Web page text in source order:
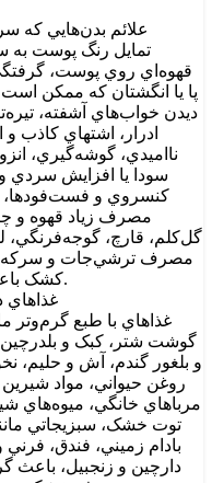
علائم بدن‌هايي که
تمايل رنگ پوست به
قهوه‌اي روي پوست،
پا يا انگشتان که ممکن
ديدن خواب‌هاي آشفته،
ادرار، اشتهاي
نااميدي، گوشه‌گيري،
سودا يا افزايش سردي
کنسروي و فست‌فودها،
مصرف زياد قهوه و
گل‌کلم، قارچ،
مصرف ترشي‌جات و سرکه،
کشک باعث ازدياد سردي و خشکي بدن مي‌شود.
غذاهاي با طبع گرم‌وتر
گوشت شتر، کبک و بلدرچين،
و بلغور گندم، آش و حليم،
روغن حيواني، مواد
مرباهاي خانگي، ميوه‌هاي
توت خشک، سبزيجاتي
بادام زميني، فندق، فرني
دارچين و زنجبيل، باعث